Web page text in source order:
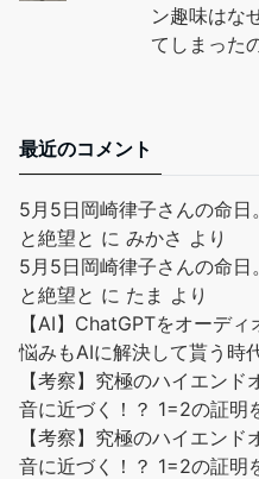
ン趣味はな
てしまった
最近のコメント
5月5日岡崎律子さんの命日
と絶望と に みかさ より
5月5日岡崎律子さんの命日
と絶望と に たま より
【AI】ChatGPTをオーデ
悩みもAIに解決して貰う時
【考察】究極のハイエン
音に近づく！？ 1=2の証明
【考察】究極のハイエン
音に近づく！？ 1=2の証明